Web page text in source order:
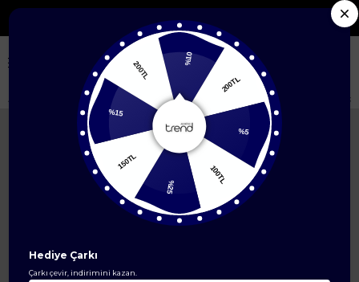
Sezon Ürünlerde %50'ye Varan İndirim
ÜST GİYİM İkili Takım Deri Detaylı Fitilli Pantolonlu İkili
%10
200TL
%5
100TL
%25
150TL
%15
200TL
Hediye Çarkı
Çarkı çevir, indirimini kazan.